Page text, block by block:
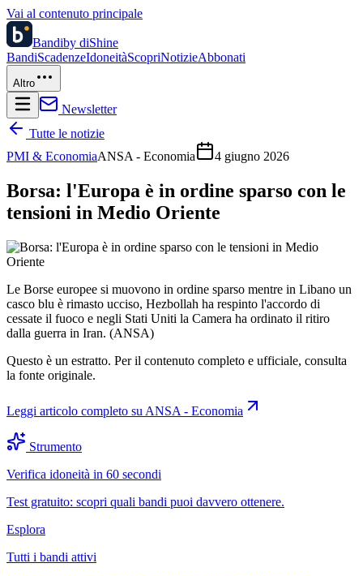
Vai al contenuto principale
Bandiby diShine
BandiScadenzeIdoneitàScopriNotizieAbbonati
Altro
Newsletter
Tutte le notizie
PMI & EconomiaANSA - Economia 4 giugno 2026
Borsa: l'Europa è in ordine sparso con le
tensioni in Medio Oriente
Le Borse europee si muovono in ordine sparso mentre in Libano un
casco blu è rimasto ucciso, Hezbollah ha respinto l'accordo di
cessate il fuoco e negli Stati Uniti la Camera ha ordinato il ritiro
dalla guerra in Iran. (ANSA)
Questo è un estratto. Per il contenuto completo e ufficiale, consulta
la fonte originale.
Leggi articolo completo su ANSA - Economia
Strumento
Verifica idoneità in 60 secondi
Test gratuito: scopri quali bandi puoi davvero ottenere.
Esplora
Tutti i bandi attivi